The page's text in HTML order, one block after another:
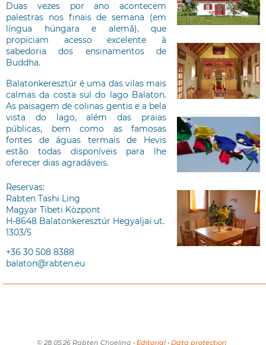
Duas vezes por ano acontecem
palestras nos finais de semana (em
língua húngara e alemã), que
propiciam acesso excelente à
sabedoria dos ensinamentos de
Buddha.
Balatonkeresztúr é uma das vilas mais
calmas da costa sul do lago Balaton.
As paisagem de colinas gentis e a bela
vista do lago, além das praias
públicas, bem como as famosas
fontes de águas termais de Hevis
estão todas disponíveis para lhe
oferecer dias agradáveis.
Reservas:
Rabten Tashi Ling
Magyar Tibeti Központ
H-8648 Balatonkeresztúr Hegyaljai ut.
1303/5
+36 30 508 8388
balaton@rabten.eu
© 28.05.26 Rabten Choeling • Editorial• Data protection